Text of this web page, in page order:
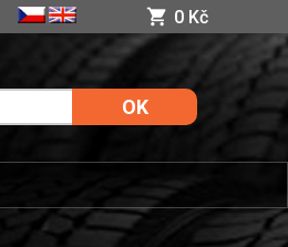
0 Kč